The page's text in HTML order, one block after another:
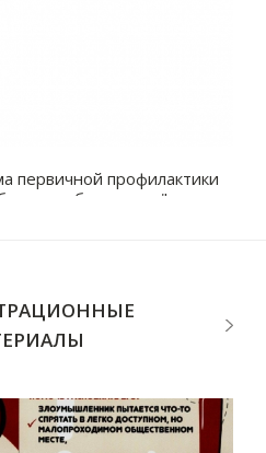
первичной профилактики
без рисков"